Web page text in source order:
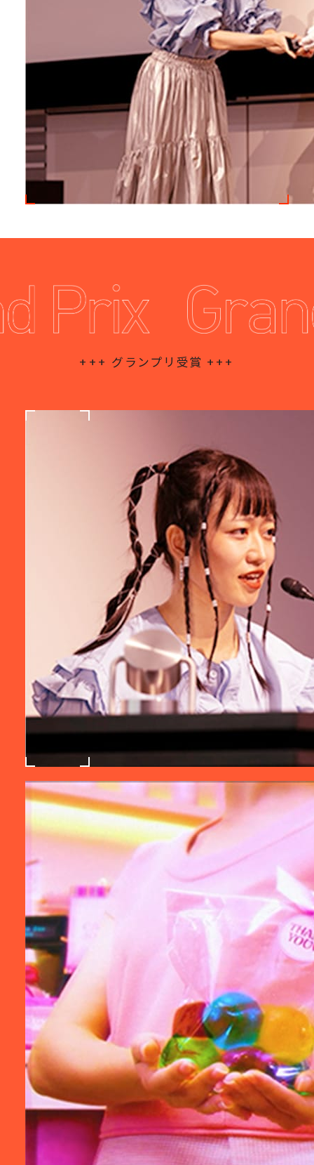
+++ グランプリ受賞 +++
この度はグランプリをいだだき、ありがとう
ございました。正直、グランプリをいただけ
るとは思っていなかったので、とても驚いて
います。というのも、前回の三次選考に出た
とき、参加された皆さんのプレゼンを聞い
て、私は場違いなところに来てしまった、と
思いました。もしかしたら、私の作品の方向
性は、GRAPHGATEが求めているものと違う
のかもしれないと感じ、疑問を抱きながらグ
ランプリ選考会の準備を進めていました。け
れど、三次選考とグランプリ選考会で、今ま
での私とはまったく違う畑で、でも、同じよ
うな思いを抱きながら作品を制作している方
たちのプレゼンテーションを聞き、作品に触
れられたことで、とても刺激を受けました。
今回、GRAPHGATEに参加したことをきっか
けに、これからもさまざまな作品を作り続け
たいと思います。